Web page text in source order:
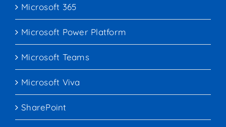
Microsoft 365
Microsoft Power Platform
Microsoft Teams
Microsoft Viva
SharePoint